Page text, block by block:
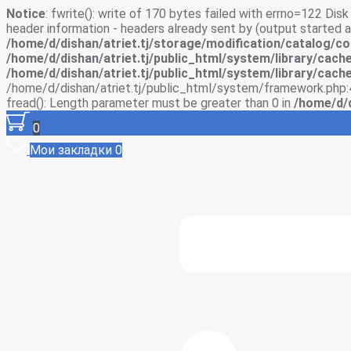
Notice: fwrite(): write of 170 bytes failed with errno=122
header information - headers already sent by (output
/home/d/dishan/atriet.tj/storage/modification/catalog/
/home/d/dishan/atriet.tj/public_html/system/library/
/home/d/dishan/atriet.tj/public_html/system/library/
/home/d/dishan/atriet.tj/public_html/system/
fread(): Length parameter must be greater than 0 in /home/
0
Мои закладки 0